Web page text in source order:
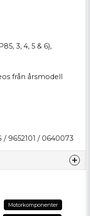
3, 4, 5 & 6),
från årsmodell
/ 9652101 / 0640073
Motorkomponenter